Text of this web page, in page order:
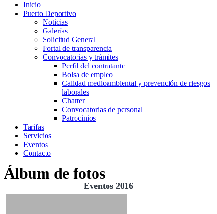
Inicio
Puerto Deportivo
Noticias
Galerías
Solicitud General
Portal de transparencia
Convocatorias y trámites
Perfil del contratante
Bolsa de empleo
Calidad medioambiental y prevención de riesgos
laborales
Charter
Convocatorias de personal
Patrocinios
Tarifas
Servicios
Eventos
Contacto
Álbum de fotos
Eventos 2016